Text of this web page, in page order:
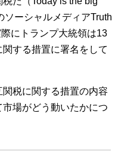
ソーシャルメディアTruth
にトランプ大統領は13
する措置に署名をして
税に関する措置の内容
場がどう動いたかにつ